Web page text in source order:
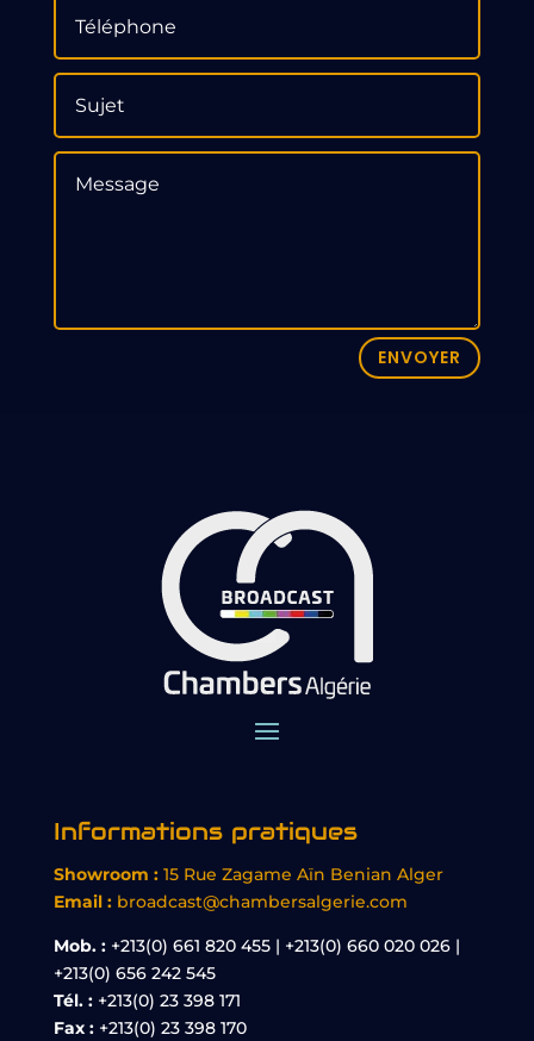
ENVOYER
Informations pratiques
Showroom : 15 Rue Zagame Aïn Benian Alger
Email : broadcast@chambersalgerie.com
Mob. :+213(0) 661 820 455 | +213(0) 660 020 026 |
+213(0) 656 242 545
Tél. : +213(0) 23 398 171
Fax : +213(0) 23 398 170